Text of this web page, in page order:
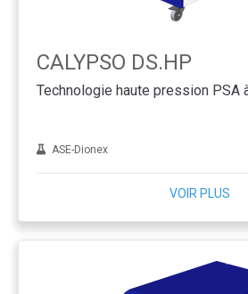
CALYPSO DS.HP
Technologie haute pression PSA
ASE-Dionex
VOIR PLUS